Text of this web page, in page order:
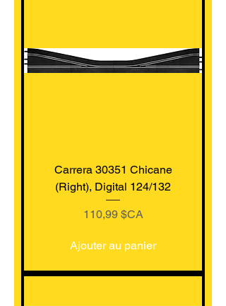
Carrera 30351 Chicane
(Right), Digital 124/132
Prix
110,99 $CA
Ajouter au panier